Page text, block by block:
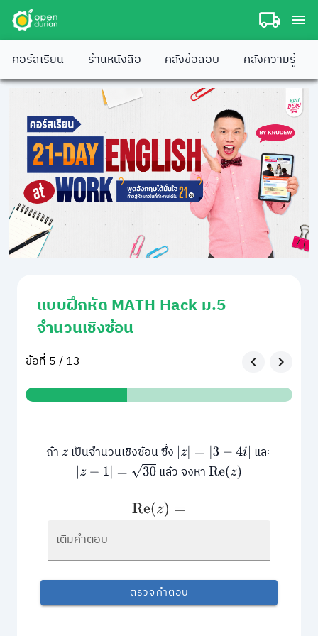
คอร์สเรียน ร้านหนังสือ คลังข้อสอบ คลังความรู้
แบบฝึกหัด MATH Hack ม.5
จำนวนเชิงซ้อน
ข้อที่ 5 / 13
ถ้าzเป็นจำนวนเชิงซ้อน ซึ่ง z| =|3 −4 |
และ
|z−1| =30 แล้ว จงหาRe(z)
Re(z)=
เติมคำตอบ
ตรวจคำตอบ